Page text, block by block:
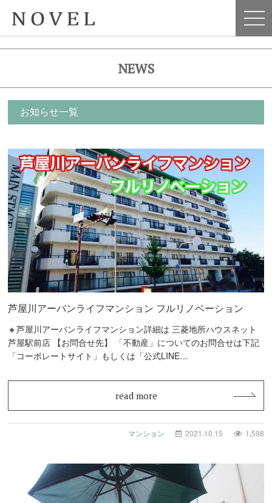
NEWS
お知らせ一覧
芦屋川アーバンライフマンション フルリノベーション
🔸芦屋川アーバンライフマンション詳細は 三菱地所ハウスネット
芦屋駅前店 【お問合せ先】 「不動産」についてのお問合せは下記
「コーポレートサイト」もしくは「公式LINE…
read more
マンション 2021.10.15 1,598